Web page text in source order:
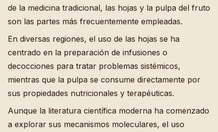
de la medicina tradicional, las hojas y la pulpa del fruto
son las partes más frecuentemente empleadas.
En diversas regiones, el uso de las hojas se ha
centrado en la preparación de infusiones o
decocciones para tratar problemas sistémicos,
mientras que la pulpa se consume directamente por
sus propiedades nutricionales y terapéuticas.
Aunque la literatura científica moderna ha comenzado
a explorar sus mecanismos moleculares, el uso